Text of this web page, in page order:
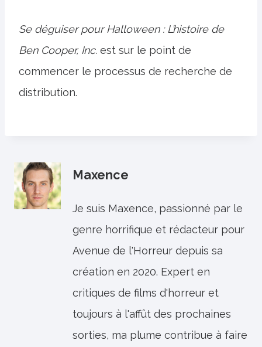
Se déguiser pour Halloween : L’histoire de
Ben Cooper, Inc. est sur le point de
commencer le processus de recherche de
distribution.
Maxence
Je suis Maxence, passionné par le
genre horrifique et rédacteur pour
Avenue de l'Horreur depuis sa
création en 2020. Expert en
critiques de films d'horreur et
toujours à l'affût des prochaines
sorties, ma plume contribue à faire